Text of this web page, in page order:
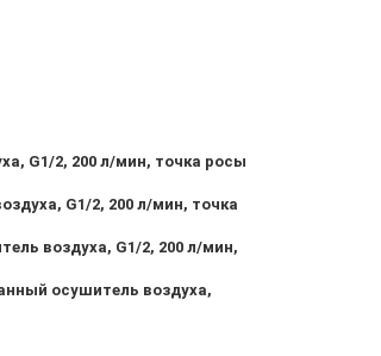
G1/2, 200 л/мин, точка росы
G1/2, 200 л/мин, точка
воздуха, G1/2, 200 л/мин,
осушитель воздуха,